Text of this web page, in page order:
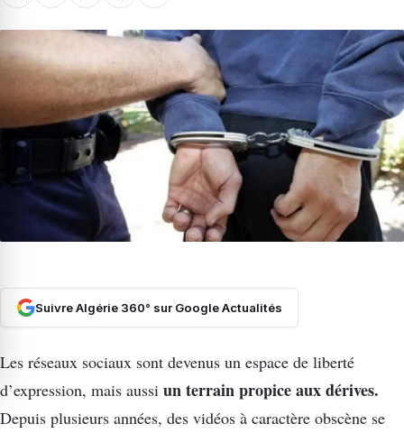
Suivre Algérie 360° sur Google Actualités
Les réseaux sociaux sont devenus un espace de liberté
d’expression, mais aussi un terrain propice aux dérives.
Depuis plusieurs années, des vidéos à caractère obscène se